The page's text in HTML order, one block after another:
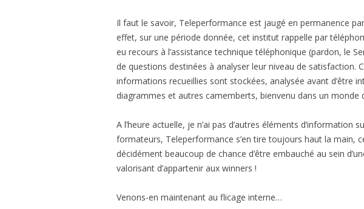
Il faut le savoir, Teleperformance est jaugé en permanence
effet, sur une période donnée, cet institut rappelle par
eu recours à l’assistance technique téléphonique (pardon, le
de questions destinées à analyser leur niveau de satisfaction.
informations recueillies sont stockées, analysée avant d’être
diagrammes et autres camemberts, bienvenu dans un monde
A l’heure actuelle, je n’ai pas d’autres éléments d’information
formateurs, Teleperformance s’en tire toujours haut la main,
décidément beaucoup de chance d’être embauché au sein
valorisant d’appartenir aux winners !
Venons-en maintenant au flicage interne…